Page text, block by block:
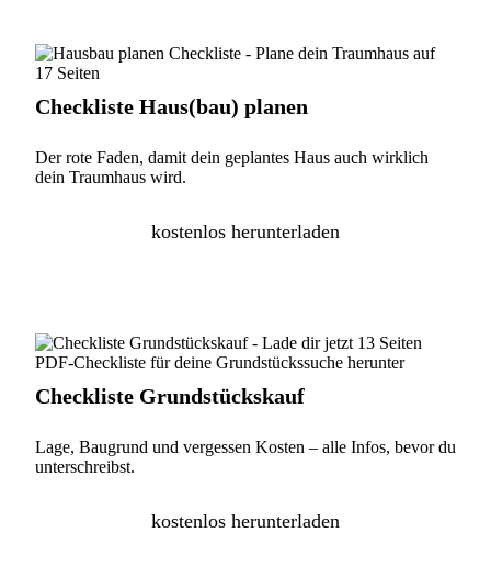
Checkliste Haus(bau) planen
Der rote Faden, damit dein geplantes Haus auch wirklich
dein Traumhaus wird.
kostenlos herunterladen
Checkliste Grundstückskauf
Lage, Baugrund und vergessen Kosten – alle Infos, bevor du
unterschreibst.
kostenlos herunterladen